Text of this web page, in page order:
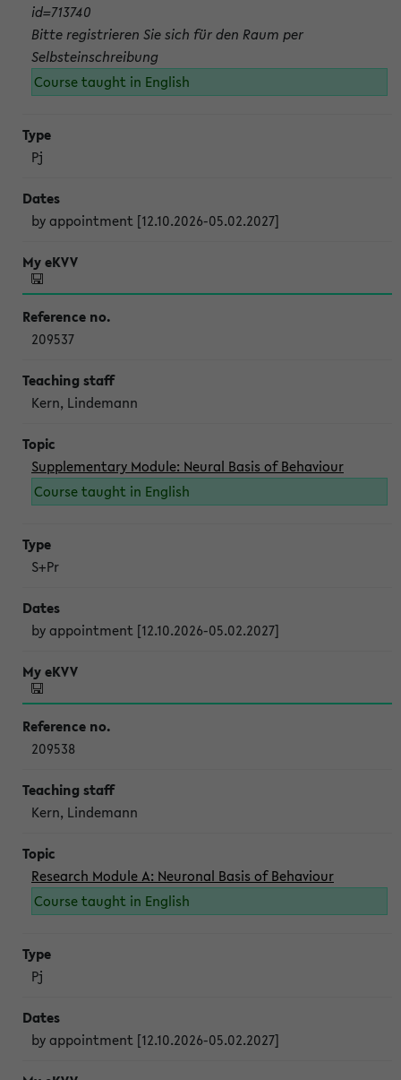
id=713740
Bitte registrieren Sie sich für den Raum per
Selbsteinschreibung
Course taught in English
Pj
by appointment [12.10.2026-05.02.2027]
209537
Kern, Lindemann
Supplementary Module: Neural Basis of Behaviour
Course taught in English
S+Pr
by appointment [12.10.2026-05.02.2027]
209538
Kern, Lindemann
Research Module A: Neuronal Basis of Behaviour
Course taught in English
Pj
by appointment [12.10.2026-05.02.2027]